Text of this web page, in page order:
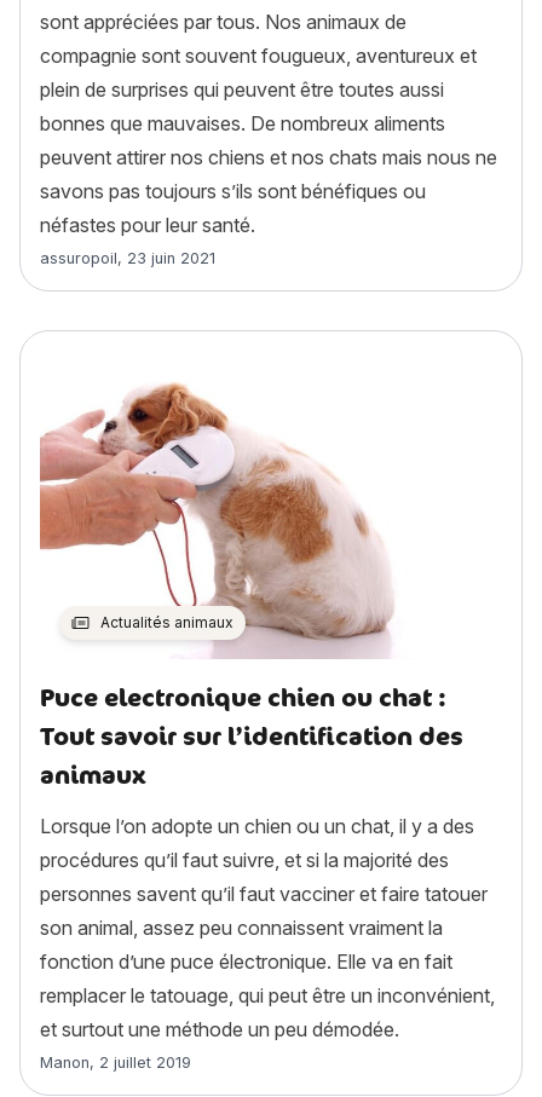
sont appréciées par tous. Nos animaux de
compagnie sont souvent fougueux, aventureux et
plein de surprises qui peuvent être toutes aussi
bonnes que mauvaises. De nombreux aliments
peuvent attirer nos chiens et nos chats mais nous ne
savons pas toujours s’ils sont bénéfiques ou
néfastes pour leur santé.
Article rédigé par
assuropoil, 23 juin 2021
Actualités animaux
Puce electronique chien ou chat :
Tout savoir sur l’identification des
animaux
Lorsque l’on adopte un chien ou un chat, il y a des
procédures qu’il faut suivre, et si la majorité des
personnes savent qu’il faut vacciner et faire tatouer
son animal, assez peu connaissent vraiment la
fonction d’une puce électronique. Elle va en fait
remplacer le tatouage, qui peut être un inconvénient,
et surtout une méthode un peu démodée.
Article rédigé par
Manon, 2 juillet 2019